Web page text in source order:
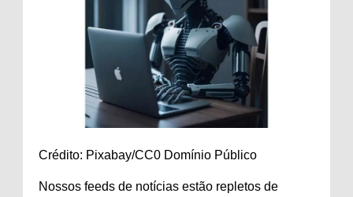
Crédito: Pixabay/CC0 Domínio Público
Nossos feeds de notícias estão repletos de